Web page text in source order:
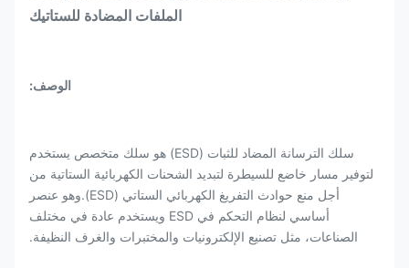
الملفات المضادة للستاتيك
الوصف:
سلك الترسانة المضاد للثبات (ESD) هو سلك متخصص يستخدم
لتوفير مسار خاضع للسيطرة لتبديد الشحنات الكهربائية الستاتية من
أجل منع حوادث التفريغ الكهربائي الستاتي (ESD).وهو عنصر
أساسي لنظام التحكم في ESD ويستخدم عادة في مختلف
الصناعات، مثل تصنيع الإلكترونيات والمختبرات والغرف النظيفة.